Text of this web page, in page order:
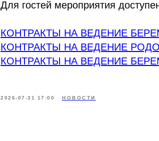
Для гостей мероприятия
КОНТРАКТЫ НА ВЕДЕНИЕ
КОНТРАКТЫ НА ВЕДЕНИЕ
КОНТРАКТЫ НА ВЕДЕНИЕ
2026-07-31 17:00 НОВОСТИ